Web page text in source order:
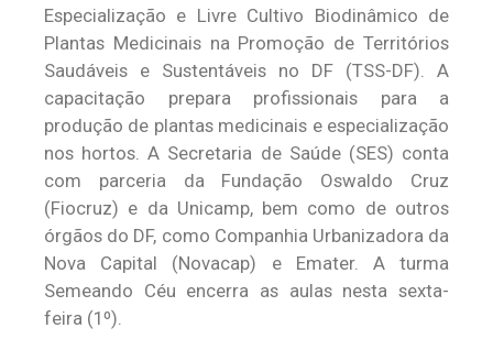
Especialização e Livre Cultivo Biodinâmico de
Plantas Medicinais na Promoção de Territórios
Saudáveis e Sustentáveis no DF (TSS-DF). A
capacitação prepara profissionais para a
produção de plantas medicinais e especialização
nos hortos. A Secretaria de Saúde (SES) conta
com parceria da Fundação Oswaldo Cruz
(Fiocruz) e da Unicamp, bem como de outros
órgãos do DF, como Companhia Urbanizadora da
Nova Capital (Novacap) e Emater. A turma
Semeando Céu encerra as aulas nesta sexta-
feira (1º).